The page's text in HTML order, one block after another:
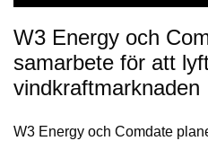
W3 Energy och
samarbete för att
vindkraftmarknaden
W3 Energy och Comdate